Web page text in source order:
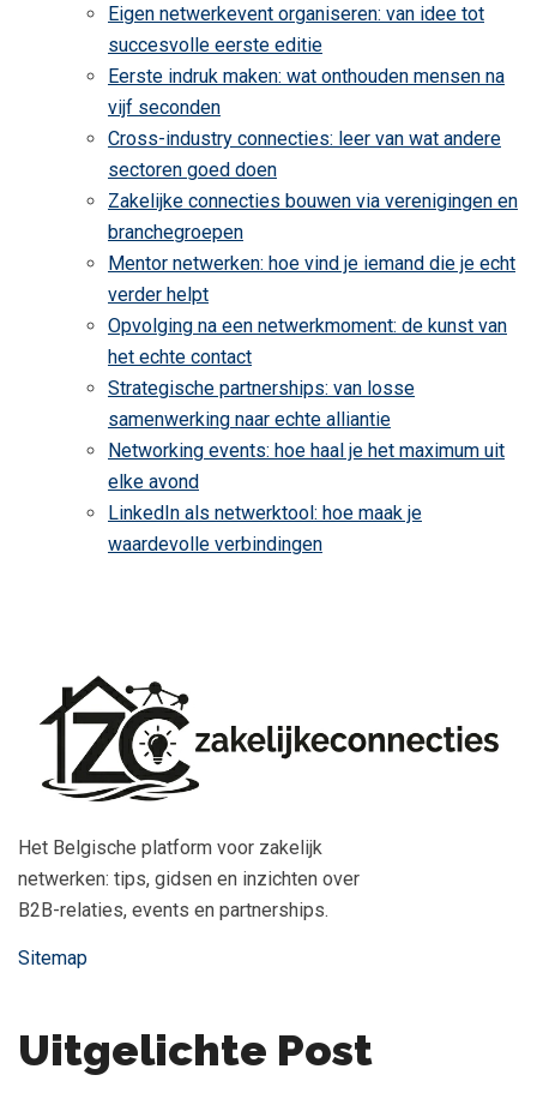
Eigen netwerkevent organiseren: van idee tot
succesvolle eerste editie
Eerste indruk maken: wat onthouden mensen na
vijf seconden
Cross-industry connecties: leer van wat andere
sectoren goed doen
Zakelijke connecties bouwen via verenigingen en
branchegroepen
Mentor netwerken: hoe vind je iemand die je echt
verder helpt
Opvolging na een netwerkmoment: de kunst van
het echte contact
Strategische partnerships: van losse
samenwerking naar echte alliantie
Networking events: hoe haal je het maximum uit
elke avond
LinkedIn als netwerktool: hoe maak je
waardevolle verbindingen
Het Belgische platform voor zakelijk
netwerken: tips, gidsen en inzichten over
B2B-relaties, events en partnerships.
Sitemap
Uitgelichte Post